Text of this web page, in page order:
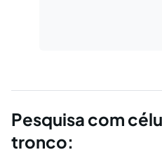
Pesquisa com
tronco: